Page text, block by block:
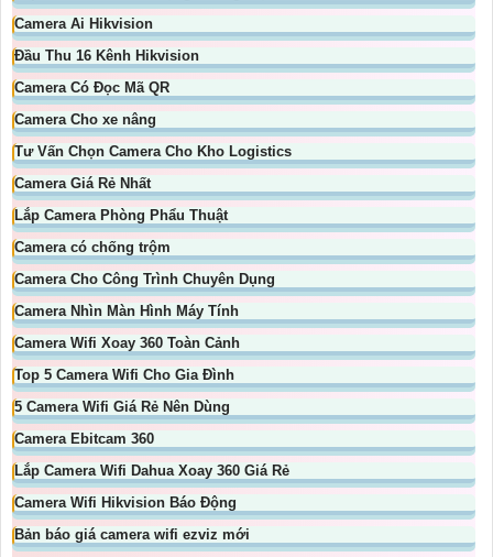
Camera Ai Hikvision
Đầu Thu 16 Kênh Hikvision
Camera Có Đọc Mã QR
Camera Cho xe nâng
Tư Vấn Chọn Camera Cho Kho Logistics
Camera Giá Rẻ Nhất
Lắp Camera Phòng Phẩu Thuật
Camera có chống trộm
Camera Cho Công Trình Chuyên Dụng
Camera Nhìn Màn Hình Máy Tính
Camera Wifi Xoay 360 Toàn Cảnh
Top 5 Camera Wifi Cho Gia Đình
5 Camera Wifi Giá Rẻ Nên Dùng
Camera Ebitcam 360
Lắp Camera Wifi Dahua Xoay 360 Giá Rẻ
Camera Wifi Hikvision Báo Động
Bản báo giá camera wifi ezviz mới